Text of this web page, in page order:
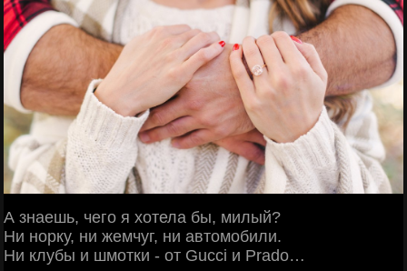
А знаешь, чего я хотела бы, милый?
Ни норку, ни жемчуг, ни автомобили.
Ни клубы и шмотки - от Gucci и Prado…